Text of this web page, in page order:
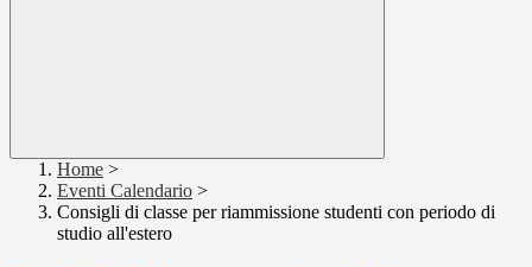
Home >
Eventi Calendario >
Consigli di classe per riammissione studenti con periodo di
studio all'estero